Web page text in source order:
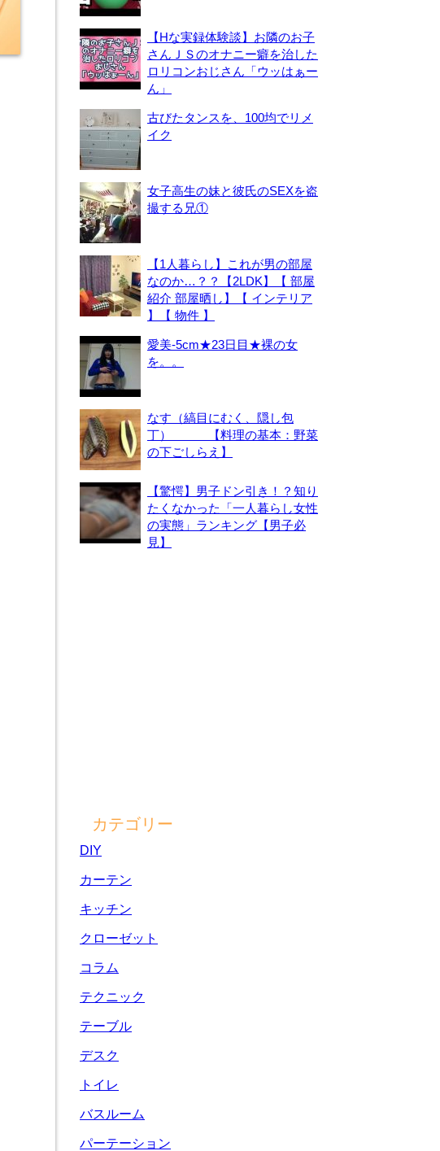
【Hな実録体験談】お隣のお子
さんＪＳのオナニー癖を治した
ロリコンおじさん「ウッはぁー
ん」
古びたタンスを、100均でリメ
イク
女子高生の妹と彼氏のSEXを盗
撮する兄①
【1人暮らし】これが男の部屋
なのか…？？【2LDK】【 部屋
紹介 部屋晒し】【 インテリア
】【 物件 】
愛美-5cm★23日目★裸の女
を。。
なす（縞目にむく、隠し包
丁） 【料理の基本：野菜
の下ごしらえ】
【驚愕】男子ドン引き！？知り
たくなかった「一人暮らし女性
の実態」ランキング【男子必
見】
カテゴリー
DIY
カーテン
キッチン
クローゼット
コラム
テクニック
テーブル
デスク
トイレ
バスルーム
パーテーション